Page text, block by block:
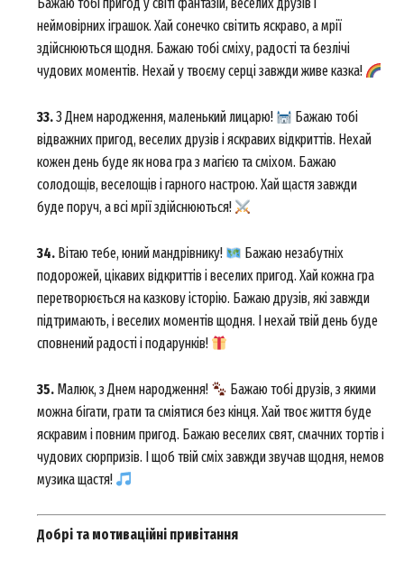
Magazine PRO
SUBSCRIBE NOW
Company
About
Contact us
My account
неймовірних іграшок. Хай сонечко світить яскраво, а мрії
здійснюються щодня. Бажаю тобі сміху, радості та безлічі
чудових моментів. Нехай у твоєму серці завжди живе казка!
33.З Днем народження, маленький лицарю!
Бажаю тобі
відважних пригод, веселих друзів і яскравих відкриттів. Нехай
кожен день буде як нова гра з магією та сміхом. Бажаю
солодощів, веселощів і гарного настрою. Хай щастя завжди
буде поруч, а всі мрії здійснюються!
34. Вітаю тебе, юний мандрівнику!
Бажаю незабутніх
подорожей, цікавих відкриттів і веселих пригод. Хай кожна гра
перетворюється на казкову історію. Бажаю друзів, які завжди
підтримають, і веселих моментів щодня. І нехай твій день буде
сповнений радості і подарунків!
35. Малюк, з Днем народження!
Бажаю тобі друзів, з якими
можна бігати, грати та сміятися без кінця. Хай твоє життя буде
яскравим і повним пригод. Бажаю веселих свят, смачних тортів і
чудових сюрпризів. І щоб твій сміх завжди звучав щодня, немов
музика щастя!
Добрі та мотиваційні привітання